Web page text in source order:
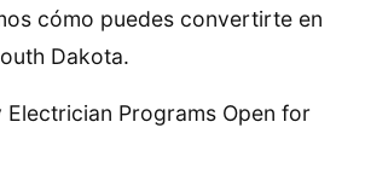
cómo puedes convertirte en
Dakota.
Electrician Programs Open for